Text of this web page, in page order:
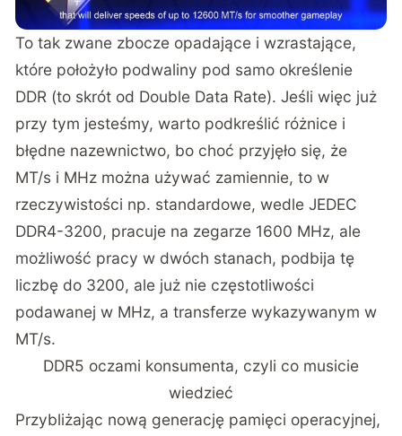
To tak zwane zbocze opadające i wzrastające,
które położyło podwaliny pod samo określenie
DDR (to skrót od Double Data Rate). Jeśli więc już
przy tym jesteśmy, warto podkreślić różnice i
błędne nazewnictwo, bo choć przyjęło się, że
MT/s i MHz można używać zamiennie, to w
rzeczywistości np. standardowe, wedle JEDEC
DDR4-3200, pracuje na zegarze 1600 MHz, ale
możliwość pracy w dwóch stanach, podbija tę
liczbę do 3200, ale już nie częstotliwości
podawanej w MHz, a transferze wykazywanym w
MT/s.
DDR5 oczami konsumenta, czyli co musicie
wiedzieć
Przybliżając nową generację pamięci operacyjnej,